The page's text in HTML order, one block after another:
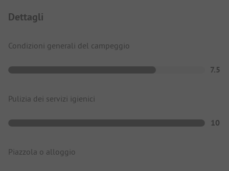
Dettagli
Condizioni generali del campeggio
7.5
Pulizia dei servizi igienici
10
Piazzola o alloggio